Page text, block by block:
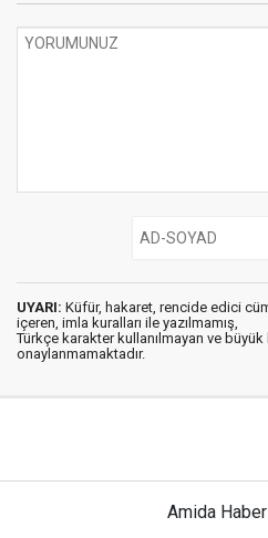
UYARI: Küfür, hakaret, rencide edici
içeren, imla kuralları ile yazılmamış,
Türkçe karakter kullanılmayan ve büyük
onaylanmamaktadır.
Amida